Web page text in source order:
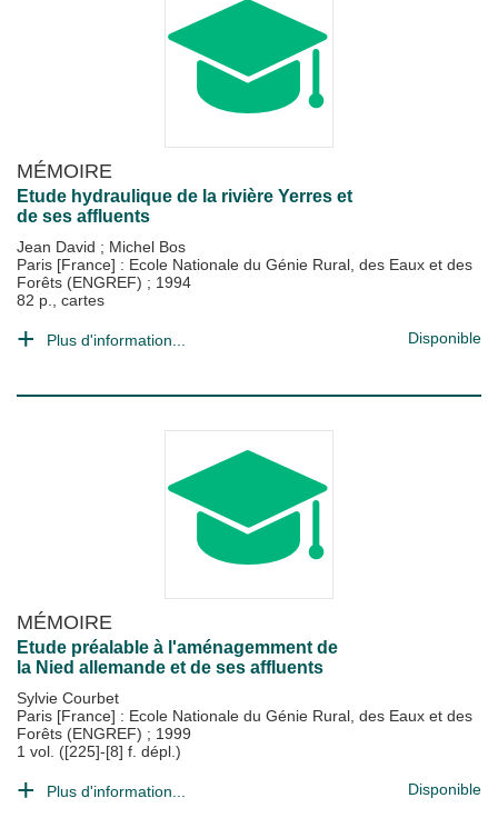
MÉMOIRE
Etude hydraulique de la rivière Yerres et
de ses affluents
Jean David ; Michel Bos
Paris [France] : Ecole Nationale du Génie Rural, des Eaux et des
Forêts (ENGREF) ; 1994
82 p., cartes
Plus d'information... Disponible
MÉMOIRE
Etude préalable à l'aménagemment de
la Nied allemande et de ses affluents
Sylvie Courbet
Paris [France] : Ecole Nationale du Génie Rural, des Eaux et des
Forêts (ENGREF) ; 1999
1 vol. ([225]-[8] f. dépl.)
Plus d'information... Disponible